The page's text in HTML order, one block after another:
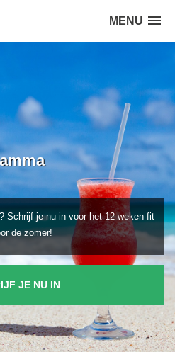
MENU
Schrijf je nu in voor het 12 weken fit
de zomer!
JE NU IN